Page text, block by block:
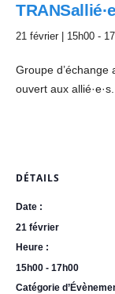
21 février | 15h00 -
Groupe d’échange
ouvert aux allié·e·s.
DÉTAILS
Date :
21 février
Heure :
15h00 - 17h00
Catégorie